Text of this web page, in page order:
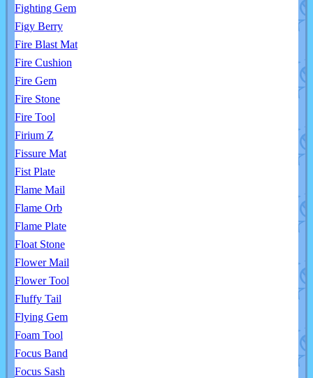
Fighting Gem
Figy Berry
Fire Blast Mat
Fire Cushion
Fire Gem
Fire Stone
Fire Tool
Firium Z
Fissure Mat
Fist Plate
Flame Mail
Flame Orb
Flame Plate
Float Stone
Flower Mail
Flower Tool
Fluffy Tail
Flying Gem
Foam Tool
Focus Band
Focus Sash